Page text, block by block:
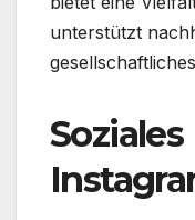
unterstützt